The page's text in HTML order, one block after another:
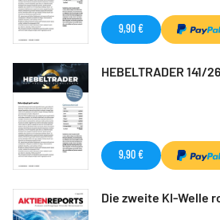
9,90 €
HEBELTRADER 141/26
9,90 €
Die zweite KI-Welle